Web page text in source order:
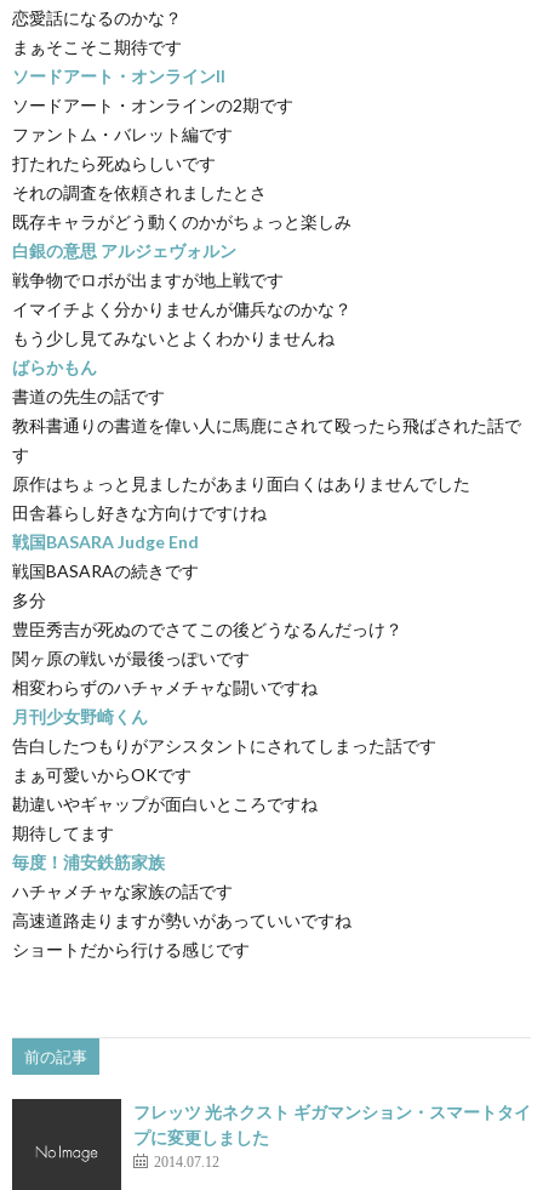
恋愛話になるのかな？
まぁそこそこ期待です
ソードアート・オンラインII
ソードアート・オンラインの2期です
ファントム・バレット編です
打たれたら死ぬらしいです
それの調査を依頼されましたとさ
既存キャラがどう動くのかがちょっと楽しみ
白銀の意思 アルジェヴォルン
戦争物でロボが出ますが地上戦です
イマイチよく分かりませんが傭兵なのかな？
もう少し見てみないとよくわかりませんね
ばらかもん
書道の先生の話です
教科書通りの書道を偉い人に馬鹿にされて殴ったら飛ばされた話で
す
原作はちょっと見ましたがあまり面白くはありませんでした
田舎暮らし好きな方向けですけね
戦国BASARA Judge End
戦国BASARAの続きです
多分
豊臣秀吉が死ぬのでさてこの後どうなるんだっけ？
関ヶ原の戦いが最後っぽいです
相変わらずのハチャメチャな闘いですね
月刊少女野崎くん
告白したつもりがアシスタントにされてしまった話です
まぁ可愛いからOKです
勘違いやギャップが面白いところですね
期待してます
毎度！浦安鉄筋家族
ハチャメチャな家族の話です
高速道路走りますが勢いがあっていいですね
ショートだから行ける感じです
前の記事
フレッツ 光ネクスト ギガマンション・スマートタイ
プに変更しました
2014.07.12